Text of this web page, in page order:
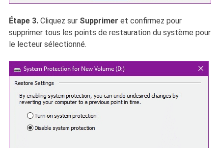
Étape 3.Cliquez sur Supprimer et confirmez pour
supprimer tous les points de restauration du système pour
le lecteur sélectionné.